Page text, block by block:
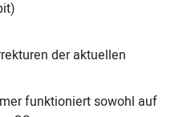
der aktuellen
funktioniert sowohl auf